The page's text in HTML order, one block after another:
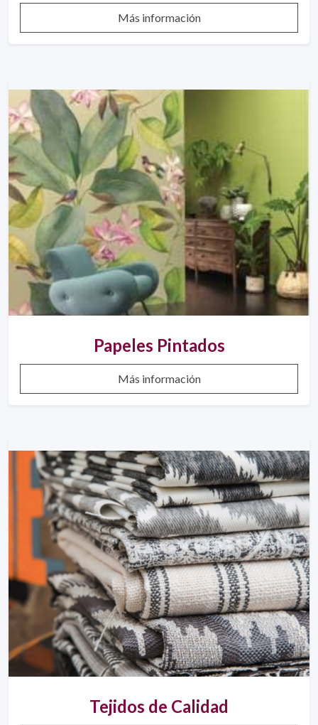
Más información
Papeles Pintados
Más información
Tejidos de Calidad